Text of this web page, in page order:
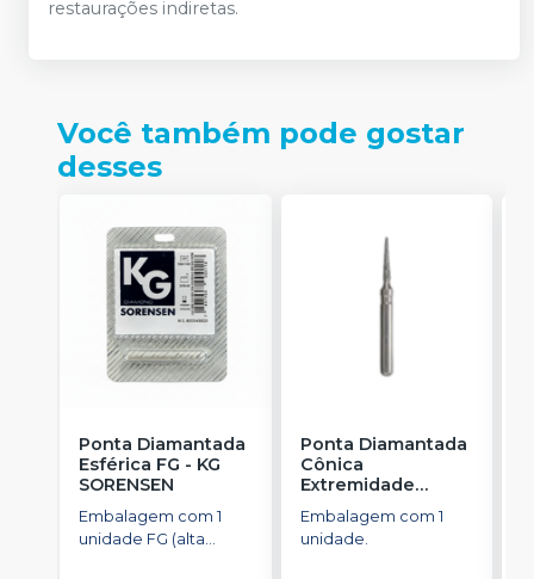
restaurações indiretas.
Você também pode gostar
desses
Ponta Diamantada
Esférica FG - KG
SORENSEN
Embalagem com 1
unidade FG (alta
Ponta Diamantada
Cônica
Extremidade
Arredondada FG
KG SORENSEN
Embalagem com 1
unidade.